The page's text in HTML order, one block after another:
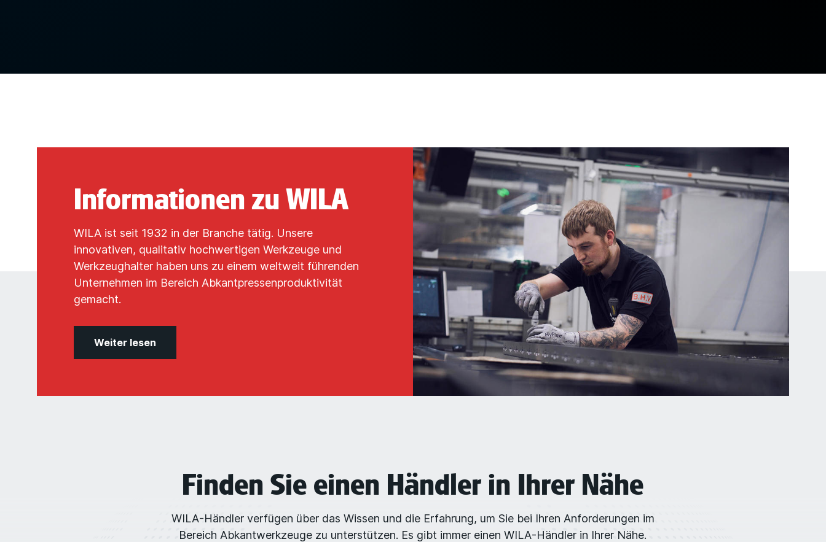
Informationen zu WILA
WILA ist seit 1932 in der Branche tätig. Unsere
innovativen, qualitativ hochwertigen Werkzeuge und
Werkzeughalter haben uns zu einem weltweit führenden
Unternehmen im Bereich Abkantpressenproduktivität
gemacht.
Weiter lesen
Finden Sie einen Händler in Ihrer Nähe
WILA-Händler verfügen über das Wissen und die Erfahrung, um Sie bei Ihren Anforderungen im
Bereich Abkantwerkzeuge zu unterstützen. Es gibt immer einen WILA-Händler in Ihrer Nähe.